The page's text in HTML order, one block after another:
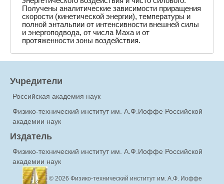
Получены аналитические зависимости приращения
скорости (кинетической энергии), температуры и
полной энтальпии от интенсивности внешней силы
и энергоподвода, от числа Маха и от
протяженности зоны воздействия.
Учредители
Российская академия наук
Физико-технический институт им. А.Ф.Иоффе Российской
академии наук
Издатель
Физико-технический институт им. А.Ф.Иоффе Российской
академии наук
© 2026 Физико-технический институт им. А.Ф. Иоффе